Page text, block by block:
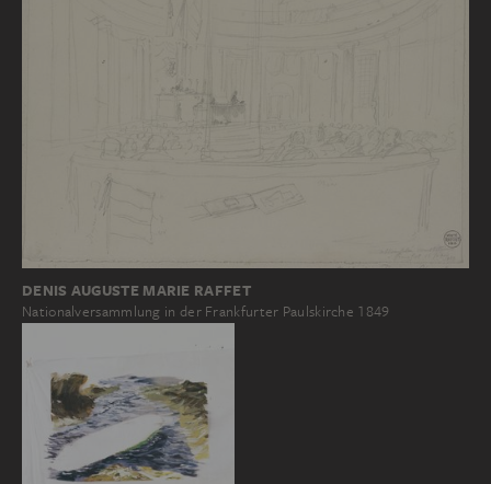
DENIS AUGUSTE MARIE RAFFET
Nationalversammlung in der Frankfurter Paulskirche 1849